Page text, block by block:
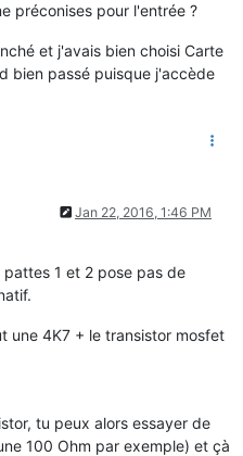
préconises pour l'entrée ?
et j'avais bien choisi Carte
bien passé puisque j'accède
Jan 22, 2016, 1:46 PM
1 et 2 pose pas de
une 4K7 + le transistor mosfet
tu peux alors essayer de
100 Ohm par exemple) et çà